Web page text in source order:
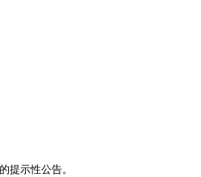
提示性公告。